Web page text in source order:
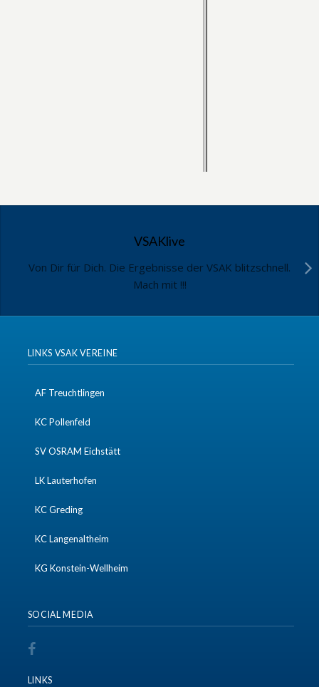
VSAKlive
Von Dir für Dich. Die Ergebnisse der VSAK blitzschnell.
Mach mit !!!
LINKS VSAK VEREINE
AF Treuchtlingen
KC Pollenfeld
SV OSRAM Eichstätt
LK Lauterhofen
KC Greding
KC Langenaltheim
KG Konstein-Wellheim
SOCIAL MEDIA
LINKS